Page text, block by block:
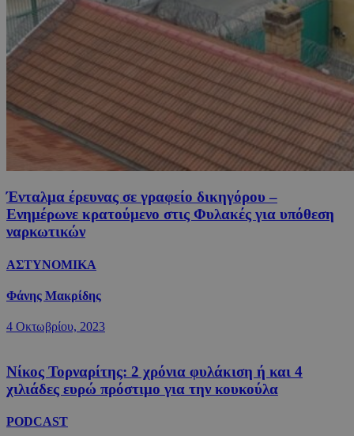
Ένταλμα έρευνας σε γραφείο δικηγόρου –
Ενημέρωνε κρατούμενο στις Φυλακές για υπόθεση
ναρκωτικών
ΑΣΤΥΝΟΜΙΚΑ
Φάνης Μακρίδης
4 Οκτωβρίου, 2023
Νίκος Τορναρίτης: 2 χρόνια φυλάκιση ή και 4
χιλιάδες ευρώ πρόστιμο για την κουκούλα
PODCAST